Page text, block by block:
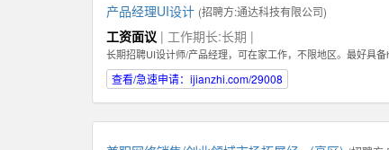
产品经理UI设计 (招聘方:通达科技有限公司)
工资面议 | 工作期长:长期 |
长期招聘UI设计师/产品经理，可在家工作，不限地区。最好具
查看/急速申请：ijianzhi.com/29008